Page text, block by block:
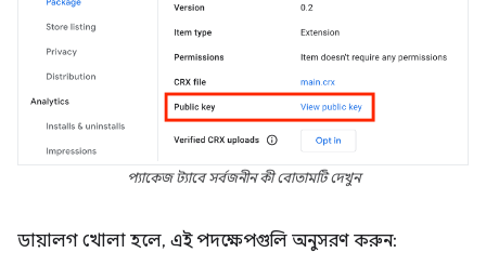
প্যাকেজ ট্যাবে সর্বজনীন কী বোতামটি দেখুন
ডায়ালগ খোলা হলে, এই পদক্ষেপগুলি অনুসরণ করুন: